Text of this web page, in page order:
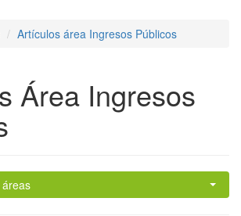
Artículos área Ingresos Públicos
Área Ingresos